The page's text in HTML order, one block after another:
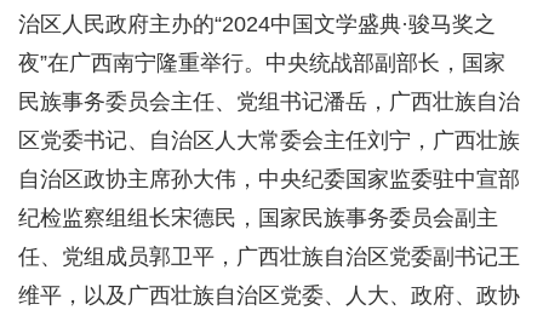
治区人民政府主办的“2024中国文学盛典·骏马奖之
夜”在广西南宁隆重举行。中央统战部副部长，国家
民族事务委员会主任、党组书记潘岳，广西壮族自治
区党委书记、自治区人大常委会主任刘宁，广西壮族
自治区政协主席孙大伟，中央纪委国家监委驻中宣部
纪检监察组组长宋德民，国家民族事务委员会副主
任、党组成员郭卫平，广西壮族自治区党委副书记王
维平，以及广西壮族自治区党委、人大、政府、政协